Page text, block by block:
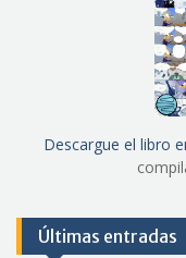
Descargue el libro
Últimas entradas